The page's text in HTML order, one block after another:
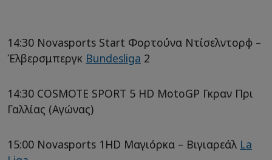
14:30 Novasports Start Φορτούνα Ντίσελντορφ –
Έλβερσμπεργκ Bundesliga 2
14:30 COSMOTE SPORT 5 HD MotoGP Γκραν Πρι
Γαλλίας (Αγώνας)
15:00 Novasports 1HD Μαγιόρκα – Βιγιαρεάλ La